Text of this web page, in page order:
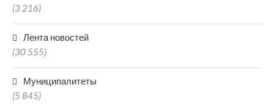
(3 216)
Лента новостей
(30 555)
Муниципалитеты
(5 845)